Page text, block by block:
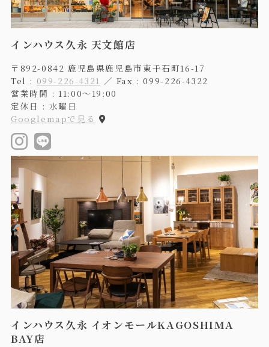
インハウス久永 天文館店
〒892-0842 鹿児島県鹿児島市東千石町16-17
Tel : 099-226-4321 ／ Fax : 099-226-4322
営業時間 : 11:00〜19:00
定休日 : 水曜日
Googlemapで見る
インハウス久永 イオンモールKAGOSHIMA
BAY店